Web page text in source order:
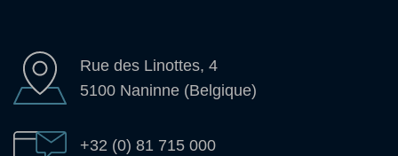
Rue des Linottes, 4
5100 Naninne (Belgique)
+32 (0) 81 715 000